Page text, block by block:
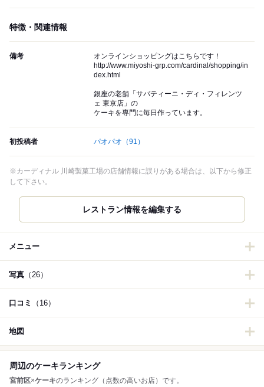
特徴・関連情報
備考
オンラインショッピングはこちらです！
http://www.miyoshi-grp.com/cardinal/shopping/in
dex.html
銀座の老舗「サバティーニ・ディ・フィレンツ
ェ 東京店」の
ケーキを専門に毎日作っています。
初投稿者 パオパオ （91）
※カーディナル 川崎製菓工場の店舗情報に誤りがある場合は、以下から修正
して下さい。
レストラン情報を編集する
メニュー
写真 （26）
口コミ （16）
地図
周辺のケーキランキング
宮前区×ケーキのランキング（点数の高いお店）です。